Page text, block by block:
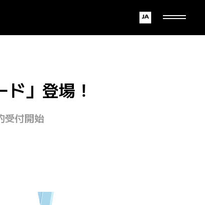
English
Japanese
」登場！
受付開始